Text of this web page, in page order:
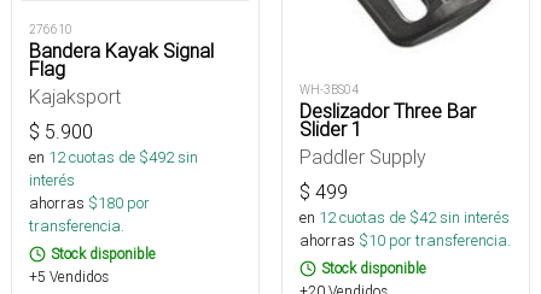
276610
Bandera Kayak Signal
Flag
Kajaksport
$ 5.900
en 12cuotas de $492sin
interés
ahorras $180 por
transferencia.
Stock disponible
+5 Vendidos
WH-3BS04
Deslizador Three Bar
Slider 1
Paddler Supply
$ 499
en 12cuotas de $42sin interés
ahorras $10 por transferencia.
Stock disponible